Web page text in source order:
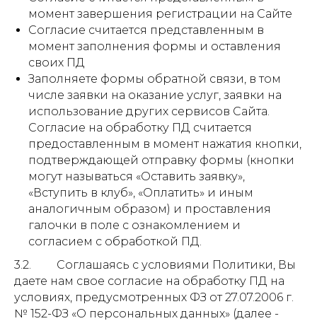
момент завершения регистрации на Сайте
Согласие считается представленным в
момент заполнения формы и оставления
своих ПД
Заполняете формы обратной связи, в том
числе заявки на оказание услуг, заявки на
использование других сервисов Сайта.
Согласие на обработку ПД считается
предоставленным в момент нажатия кнопки,
подтверждающей отправку формы (кнопки
могут называться «Оставить заявку»,
«Вступить в клуб», «Оплатить» и иным
аналогичным образом) и проставления
галочки в поле с ознакомлением и
согласием с обработкой ПД.
3.2. Соглашаясь с условиями Политики, Вы
даете нам свое согласие на обработку ПД на
условиях, предусмотренных ФЗ от 27.07.2006 г.
№ 152-ФЗ «О персональных данных» (далее -